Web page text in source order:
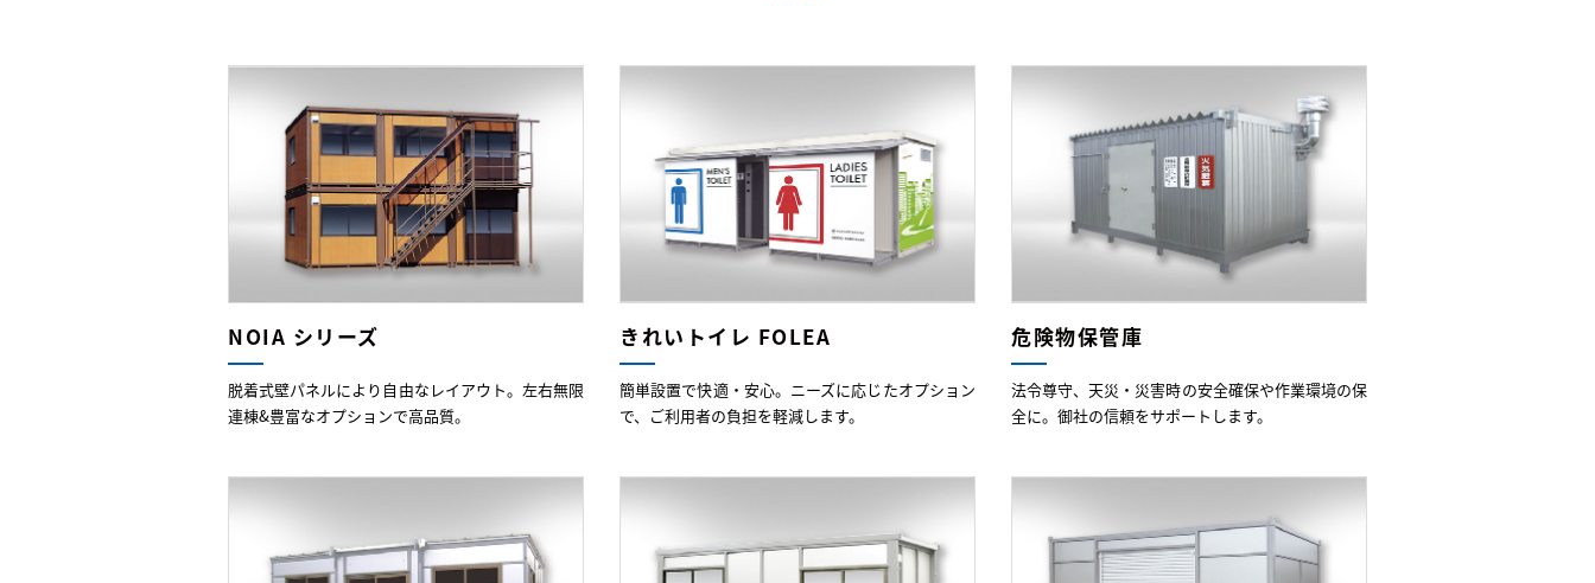
NOIA シリーズ
脱着式壁パネルにより自由なレイアウト。左右無限
連棟&豊富なオプションで高品質。
きれいトイレ FOLEA
簡単設置で快適・安心。ニーズに応じたオプション
で、ご利用者の負担を軽減します。
危険物保管庫
法令尊守、天災・災害時の安全確保や作業環境の保
全に。御社の信頼をサポートします。